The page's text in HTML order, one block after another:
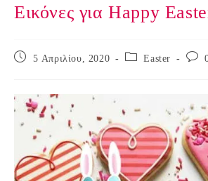
Εικόνες για Happy
Post
5 Απριλίου, 2020
Post Easter
Post